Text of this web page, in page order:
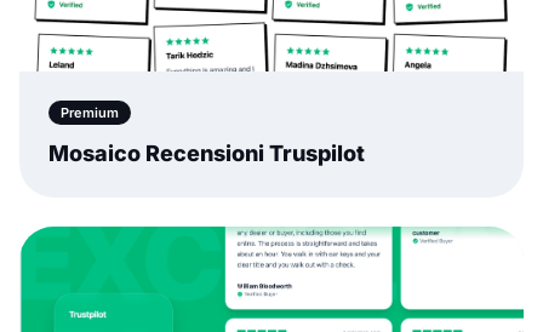
Premium
Mosaico Recensioni Truspilot